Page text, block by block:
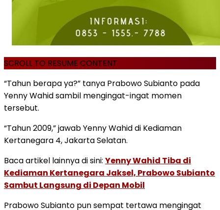
SCROLL TO RESUME CONTENT
“Tahun berapa ya?” tanya Prabowo Subianto pada
Yenny Wahid sambil mengingat-ingat momen
tersebut.
“Tahun 2009,” jawab Yenny Wahid di Kediaman
Kertanegara 4, Jakarta Selatan.
Baca artikel lainnya di sini: Yenny Wahid Tiba di
Kediaman Kertanegara Jaksel, Prabowo Subianto
Sambut Langsung di Depan Mobil
Prabowo Subianto pun sempat tertawa mengingat